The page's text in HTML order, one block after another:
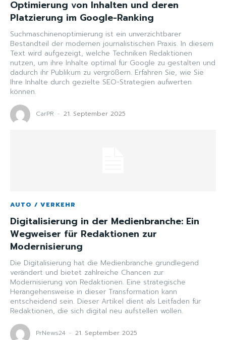
Optimierung von Inhalten und deren
Platzierung im Google-Ranking
Suchmaschinenoptimierung ist ein unverzichtbarer
Bestandteil der modernen journalistischen Praxis. In diesem
Text wird aufgezeigt, welche Techniken Redaktionen
nutzen, um ihre Inhalte optimal für Google zu gestalten und
dadurch ihr Publikum zu vergrößern. Erfahren Sie, wie Sie
Ihre Inhalte durch gezielte SEO-Strategien aufwerten
können.
CarPR - 21. September 2025
AUTO / VERKEHR
Digitalisierung in der Medienbranche: Ein
Wegweiser für Redaktionen zur
Modernisierung
Die Digitalisierung hat die Medienbranche grundlegend
verändert und bietet zahlreiche Chancen zur
Modernisierung von Redaktionen. Eine strategische
Herangehensweise in dieser Transformation kann
entscheidend sein. Dieser Artikel dient als Leitfaden für
Redaktionen, die sich digital neu aufstellen wollen.
PrNews24 - 21. September 2025